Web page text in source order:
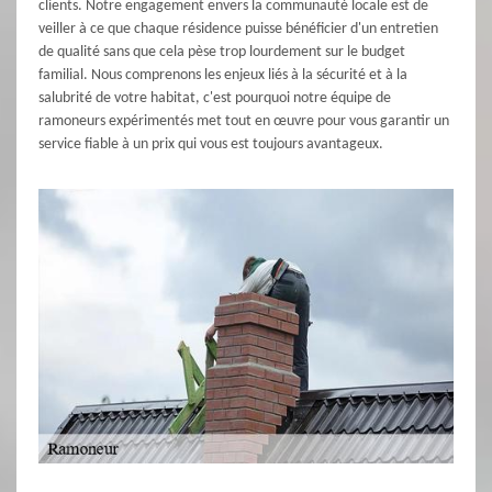
clients. Notre engagement envers la communauté locale est de
veiller à ce que chaque résidence puisse bénéficier d'un entretien
de qualité sans que cela pèse trop lourdement sur le budget
familial. Nous comprenons les enjeux liés à la sécurité et à la
salubrité de votre habitat, c'est pourquoi notre équipe de
ramoneurs expérimentés met tout en œuvre pour vous garantir un
service fiable à un prix qui vous est toujours avantageux.